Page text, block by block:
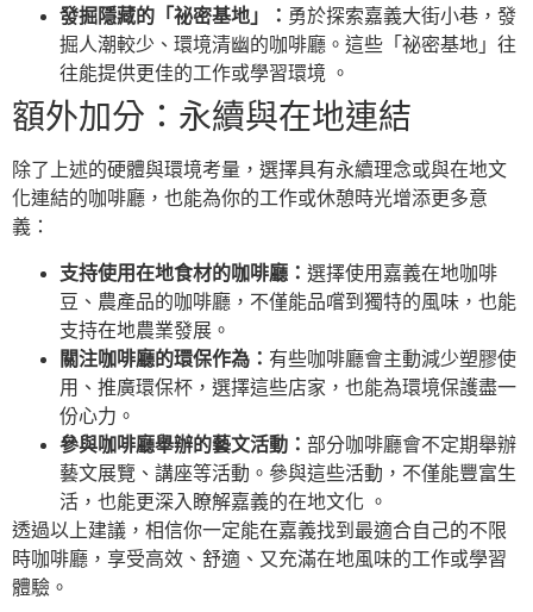
發掘隱藏的「祕密基地」： 勇於探索嘉義大街小巷，發
掘人潮較少、環境清幽的咖啡廳。這些「祕密基地」往
往能提供更佳的工作或學習環境 。
額外加分：永續與在地連結
除了上述的硬體與環境考量，選擇具有永續理念或與在地文
化連結的咖啡廳，也能為你的工作或休憩時光增添更多意
義：
支持使用在地食材的咖啡廳： 選擇使用嘉義在地咖啡
豆、農產品的咖啡廳，不僅能品嚐到獨特的風味，也能
支持在地農業發展。
關注咖啡廳的環保作為： 有些咖啡廳會主動減少塑膠使
用、推廣環保杯，選擇這些店家，也能為環境保護盡一
份心力。
參與咖啡廳舉辦的藝文活動： 部分咖啡廳會不定期舉辦
藝文展覽、講座等活動。參與這些活動，不僅能豐富生
活，也能更深入瞭解嘉義的在地文化 。
透過以上建議，相信你一定能在嘉義找到最適合自己的不限
時咖啡廳，享受高效、舒適、又充滿在地風味的工作或學習
體驗。